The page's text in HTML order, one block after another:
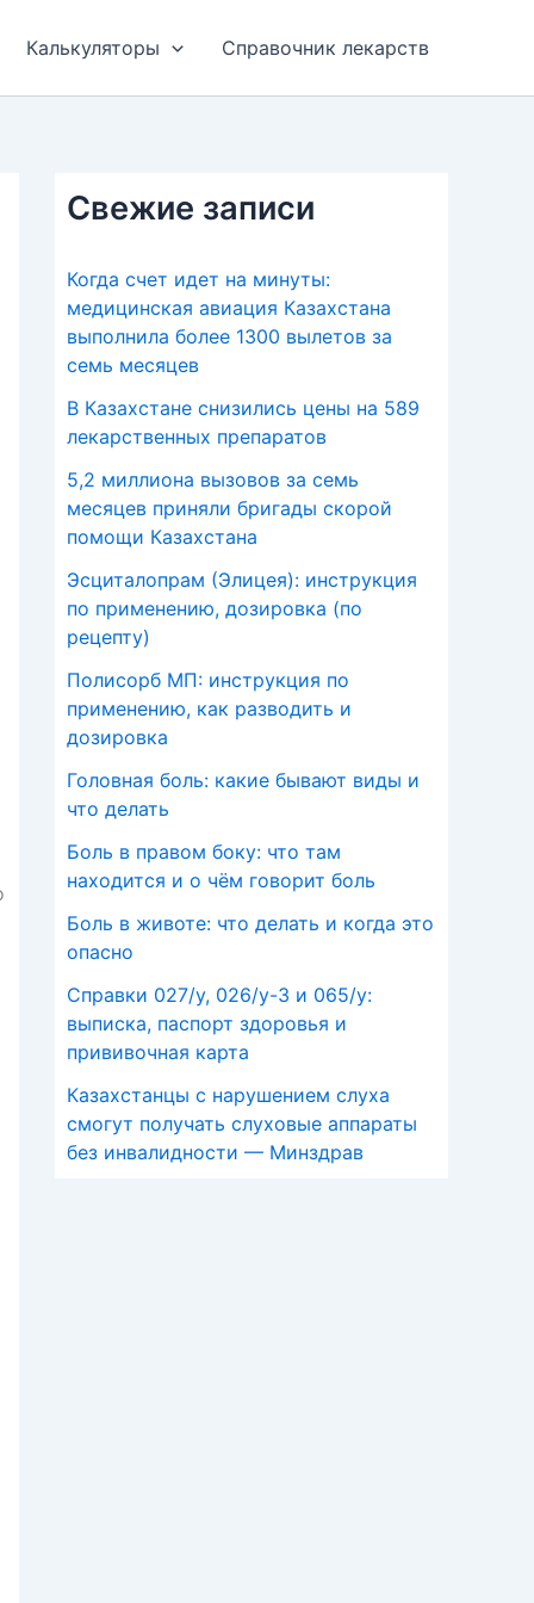
Калькуляторы Справочник лекарств
Свежие записи
Когда счет идет на минуты:
медицинская авиация Казахстана
выполнила более 1300 вылетов за
семь месяцев
В Казахстане снизились цены на 589
лекарственных препаратов
5,2 миллиона вызовов за семь
месяцев приняли бригады скорой
помощи Казахстана
Эсциталопрам (Элицея): инструкция
по применению, дозировка (по
рецепту)
Полисорб МП: инструкция по
применению, как разводить и
дозировка
Головная боль: какие бывают виды и
что делать
Боль в правом боку: что там
находится и о чём говорит боль
Боль в животе: что делать и когда это
опасно
Справки 027/у, 026/у-3 и 065/у:
выписка, паспорт здоровья и
прививочная карта
Казахстанцы с нарушением слуха
смогут получать слуховые аппараты
без инвалидности — Минздрав